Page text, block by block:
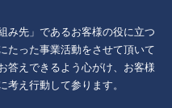
み先」であるお客様の役に立つ
たった事業活動をさせて頂いて
答えできるよう心がけ、お客様
考え行動して参ります。